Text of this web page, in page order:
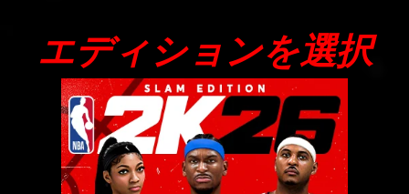
エディションを選択